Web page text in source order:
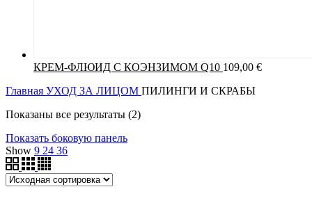
КРЕМ-ФЛЮИД С КОЭНЗИМОМ Q10 109,00 €
Главная УХОД ЗА ЛИЦОМ ПИЛИНГИ И СКРАБЫ
Показаны все результаты (2)
Показать боковую панель
Show 9 24 36